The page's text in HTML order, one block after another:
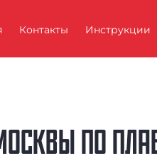
Контакты Инструкции
ПО